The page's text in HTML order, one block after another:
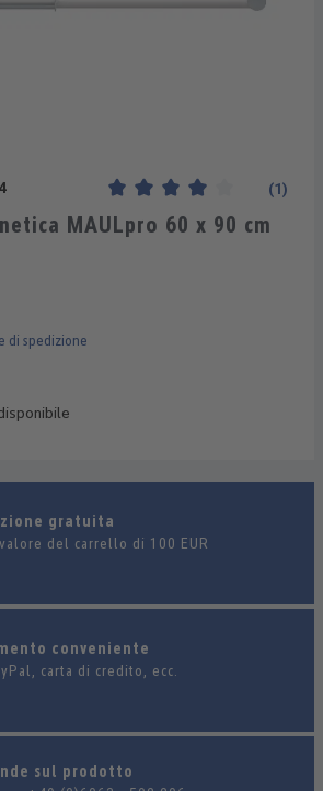
Valutazione media di 4 su 5
(1)
MAULpro 60 x 90 cm
di spedizione
gratuita
del carrello di 100 EUR
conveniente
carta di credito, ecc.
sul prodotto